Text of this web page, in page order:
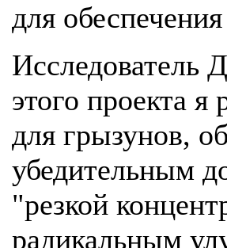
для
Исследователь
этого проекта
для грызунов,
убедительным
"резкой
радикальным